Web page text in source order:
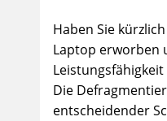
Haben Sie
Laptop erworben
Die
entscheidender